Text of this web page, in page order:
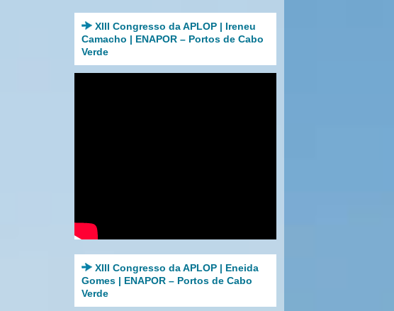
XIII Congresso da APLOP | Ireneu
Camacho | ENAPOR – Portos de Cabo
Verde
XIII Congresso da APLOP | Eneida
Gomes | ENAPOR – Portos de Cabo
Verde